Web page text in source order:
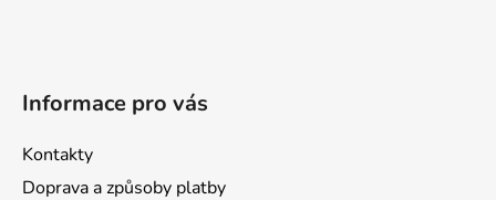
Informace pro vás
Kontakty
Doprava a způsoby platby